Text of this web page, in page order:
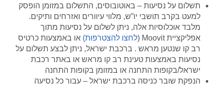
תשלום על נסיעות – באוטובוסים, התשלום במזומן הופסק
למעט בקרב תושבי יו”ש, מלווי עיוורים ואזרחים ותיקים.
מלבד אוכלוסיות אלה, ניתן לשלום על נסיעות מתוך
אפליקציית Moovit (
לחצו להצטרפות) או באמצעות כרטיס
רב קו שנטען מראש . ברכבת ישראל, ניתן לבצע תשלום על
נסיעות באמצעות טעינת רב קו מראש או באתר רכבת
ישראל/בקופות התחנה או במזומן בקופות התחנה
הנפקת שובר כניסה ברכבת ישראל – עבור כל נסיעה